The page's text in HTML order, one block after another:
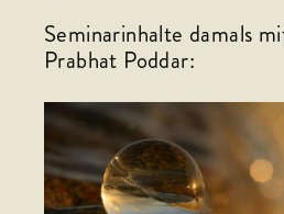
Seminarinhalte damals
Prabhat Poddar: